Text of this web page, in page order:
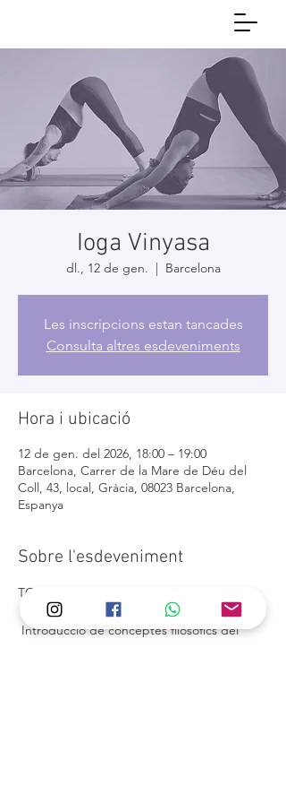
Ioga Vinyasa
dl., 12 de gen.
  |
Barcelona
Les inscripcions estan tancades
Consulta altres esdeveniments
Hora i ubicació
12 de gen. del 2026, 18:00 – 19:00
Barcelona, Carrer de la Mare de Déu del
Coll, 43, local, Gràcia, 08023 Barcelona,
Espanya
Sobre l'esdeveniment
TOTS ELS DILLUNS DE 18H A 19H